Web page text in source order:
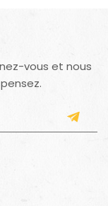
vous et nous